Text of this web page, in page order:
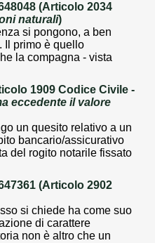
(Articolo 2034
naturali)
si pongono, a ben
Il primo è quello
la compagna - vista
1909 Codice Civile -
eccedente il valore
un quesito relativo a un
bancario/assicurativo
del rogito notarile fissato
(Articolo 2902
si chiede ha come suo
di carattere
non è altro che un